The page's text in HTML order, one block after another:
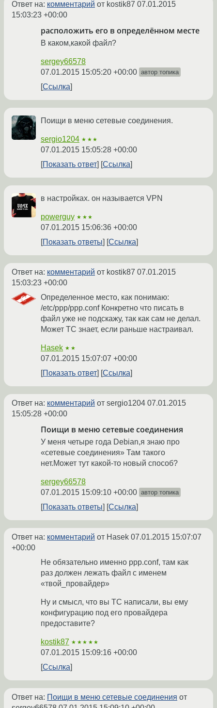
Ответ на: комментарий от kostik87 07.01.2015
15:03:23 +00:00
расположить его в определённом месте
В каком,какой файл?
sergey66578
07.01.2015 15:05:20 +00:00 автор топика
Ссылка
Поищи в меню сетевые соединения.
sergio1204 ★★★
07.01.2015 15:05:28 +00:00
Показать ответ
Ссылка
в настройках. он называется VPN
powerguy ★★★
07.01.2015 15:06:36 +00:00
Показать ответы
Ссылка
Ответ на: комментарий от kostik87 07.01.2015
15:03:23 +00:00
Определенное место, как понимаю:
/etc/ppp/ppp.conf Конкретно что писать в
файл уже не подскажу, так как сам не делал.
Может ТС знает, если раньше настраивал.
Hasek ★★
07.01.2015 15:07:07 +00:00
Показать ответ
Ссылка
Ответ на: комментарий от sergio1204 07.01.2015
15:05:28 +00:00
Поищи в меню сетевые соединения
У меня четыре года Debian,я знаю про
«сетевые соединения» Там такого
нет.Может тут какой-то новый способ?
sergey66578
07.01.2015 15:09:10 +00:00 автор топика
Показать ответы Ссылка
Ответ на: комментарий от Hasek 07.01.2015 15:07:07
+00:00
Не обязательно именно ppp.conf, там как
раз должен лежать файл с именем
«твой_провайдер»
Ну и смысл, что вы ТС написали, вы ему
конфигурацию под его провайдера
предоставите?
kostik87 ★★★★★
07.01.2015 15:09:16 +00:00
Ссылка
Ответ на: Поищи в меню сетевые соединения от